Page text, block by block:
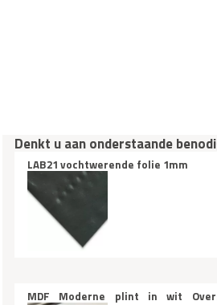
Denkt u aan onderstaande
LAB21 vochtwerende folie 1mm
MDF Moderne plint in wit